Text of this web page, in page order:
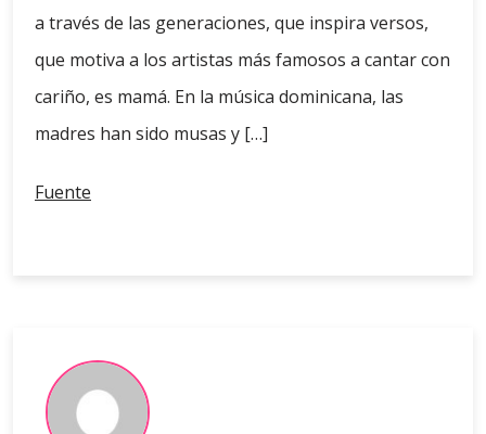
a través de las generaciones, que inspira versos,
que motiva a los artistas más famosos a cantar con
cariño, es mamá. En la música dominicana, las
madres han sido musas y […]
Fuente